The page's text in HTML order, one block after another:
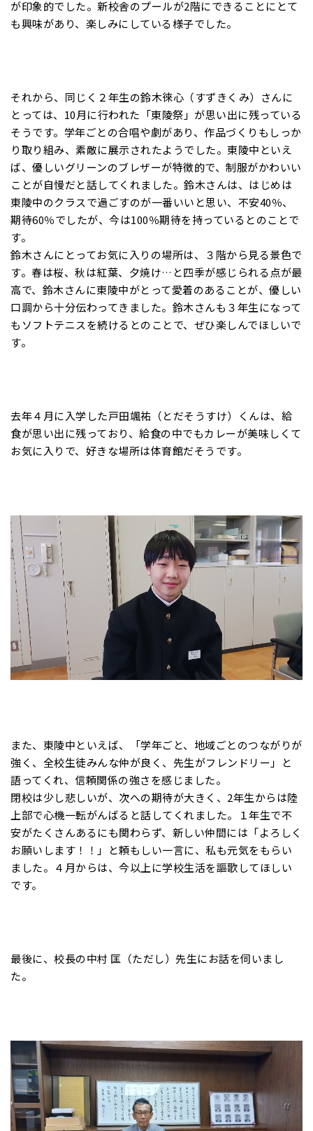
が印象的でした。新校舎のプールが2階にできることにとて
も興味があり、楽しみにしている様子でした。
それから、同じく２年生の鈴木徠心（すずきくみ）さんに
とっては、10月に行われた「東陵祭」が思い出に残っている
そうです。学年ごとの合唱や劇があり、作品づくりもしっか
り取り組み、素敵に展示されたようでした。東陵中といえ
ば、優しいグリーンのブレザーが特徴的で、制服がかわいい
ことが自慢だと話してくれました。鈴木さんは、はじめは
東陵中のクラスで過ごすのが一番いいと思い、不安40％、
期待60％でしたが、今は100％期待を持っているとのことで
す。
鈴木さんにとってお気に入りの場所は、３階から見る景色で
す。春は桜、秋は紅葉、夕焼け…と四季が感じられる点が最
高で、鈴木さんに東陵中がとって愛着のあることが、優しい
口調から十分伝わってきました。鈴木さんも３年生になって
もソフトテニスを続けるとのことで、ぜひ楽しんでほしいで
す。
去年４月に入学した戸田颯祐（とだそうすけ）くんは、給
食が思い出に残っており、給食の中でもカレーが美味しくて
お気に入りで、好きな場所は体育館だそうです。
また、東陵中といえば、「学年ごと、地域ごとのつながりが
強く、全校生徒みんな仲が良く、先生がフレンドリー」と
語ってくれ、信頼関係の強さを感じました。
閉校は少し悲しいが、次への期待が大きく、2年生からは陸
上部で心機一転がんばると話してくれました。１年生で不
安がたくさんあるにも関わらず、新しい仲間には「よろしく
お願いします！！」と頼もしい一言に、私も元気をもらい
ました。４月からは、今以上に学校生活を謳歌してほしい
です。
最後に、校長の中村 匡（ただし）先生にお話を伺いまし
た。